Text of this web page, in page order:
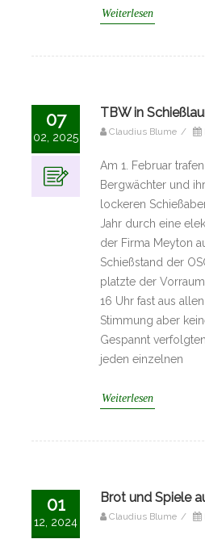
Weiterlesen
07
02, 2025
TBW in
Claudius Blume /
Am 1. Februar
Bergwächter und
lockeren
Jahr durch eine
der Firma Meyton
Schießstand der
platzte der
16 Uhr fast aus
Stimmung aber
Gespannt
jeden einzelnen
Weiterlesen
01
12, 2024
Brot und Spiele
Claudius Blume /